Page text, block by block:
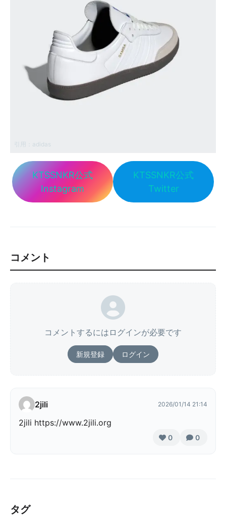
引用： adidas
KTSSNKR公式
Instagram
KTSSNKR公式
Twitter
コメント
コメントするにはログインが必要です
新規登録 ログイン
2jili 2026/01/14 21:14
2jili https://www.2jili.org
0 0
タグ